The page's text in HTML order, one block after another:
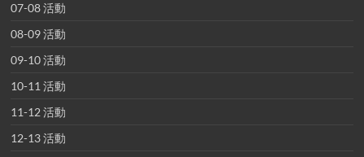
07-08 活動
08-09 活動
09-10 活動
10-11 活動
11-12 活動
12-13 活動